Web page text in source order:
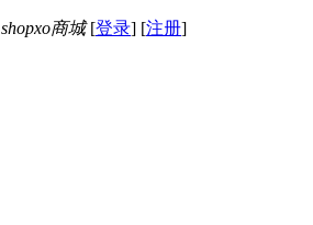
shopxo商城[登录] [注册]